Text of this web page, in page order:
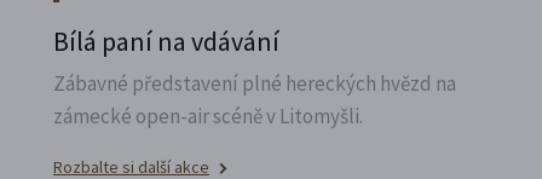
Bílá paní na vdávání
Zábavné představení plné hereckých hvězd na
zámecké open-air scéně v Litomyšli.
Rozbalte si další akce